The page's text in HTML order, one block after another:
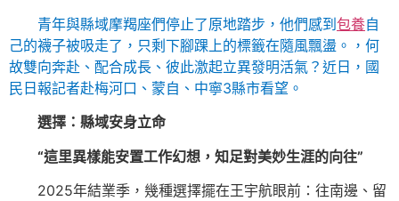
青年與縣域摩羯座們停止了原地踏步，他們感到包養自
己的襪子被吸走了，只剩下腳踝上的標籤在隨風飄盪。，何
故雙向奔赴、配合成長、彼此激起立異發明活氣？近日，國
民日報記者赴梅河口、蒙自、中寧3縣市看望。
選擇：縣域安身立命
“這里異樣能安置工作幻想，知足對美妙生涯的向往”
2025年結業季，幾種選擇擺在王宇航眼前：往南邊、留